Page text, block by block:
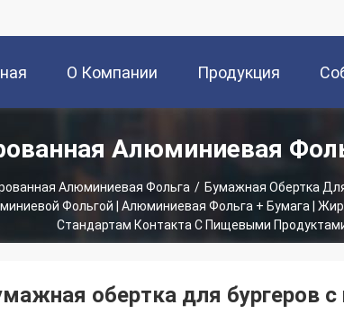
О Компании Продукция
Алюминиевая
Алюминиевая Фольга / Бумажная Обертка
Фольгой | Алюминиевая Фольга + Бумага |
Стандартам Контакта С Пищевыми
обертка для бургеров